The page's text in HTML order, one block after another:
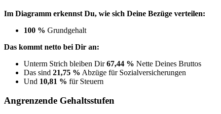
Im Diagramm erkennst Du, wie sich Deine Bezüge verteilen:
100 % Grundgehalt
Das kommt netto bei Dir an:
Unterm Strich bleiben Dir67,44 % Nette Deines Bruttos
Das sind 21,75 % Abzüge für Sozialversicherungen
Und 10,81 % für Steuern
Angrenzende Gehaltsstufen